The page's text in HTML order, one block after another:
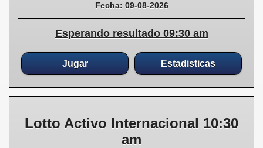
Fecha: 09-08-2026
Esperando resultado 09:30 am
Jugar Estadisticas
Lotto Activo Internacional 10:30
am